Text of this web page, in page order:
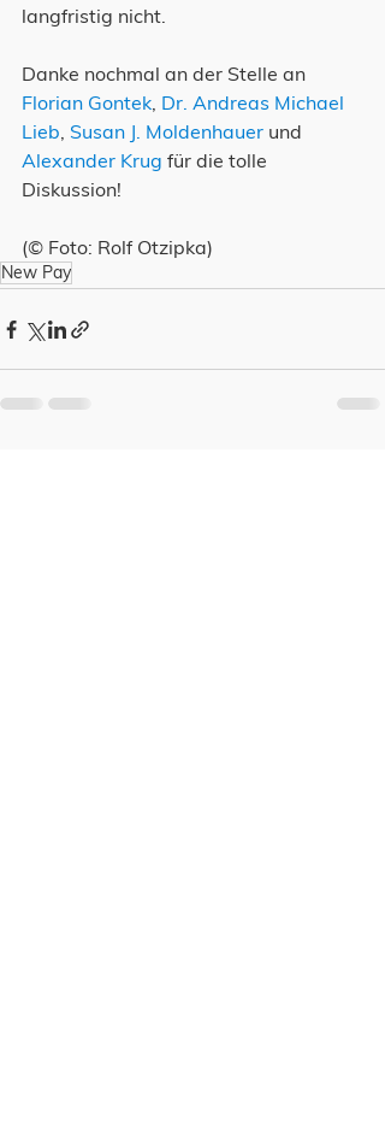
langfristig nicht.
Danke nochmal an der Stelle an
Florian Gontek, Dr. Andreas Michael
Lieb, Susan J. Moldenhauer und
Alexander Krug für die tolle
Diskussion!
(© Foto: Rolf Otzipka)
New Pay